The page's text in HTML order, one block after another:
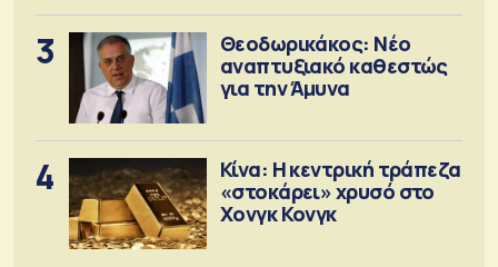
3
Θεοδωρικάκος: Νέο
αναπτυξιακό καθεστώς
για την Άμυνα
4
Κίνα: Η κεντρική τράπεζα
«στοκάρει» χρυσό στο
Χονγκ Κονγκ